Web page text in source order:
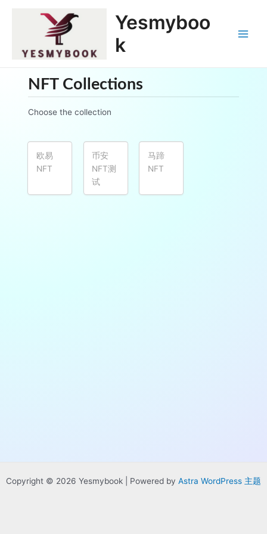
Yesmyboo
k
Menu
NFT Collections
Choose the collection
欧易
NFT
币安
NFT测
试
马蹄
NFT
Copyright © 2026 Yesmybook | Powered by Astra WordPress 主题